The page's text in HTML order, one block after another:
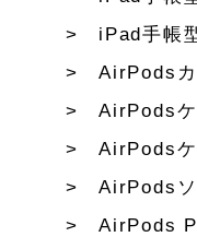
iPad手帳
AirPods
AirPodsケ
AirPods
AirPods
AirPods